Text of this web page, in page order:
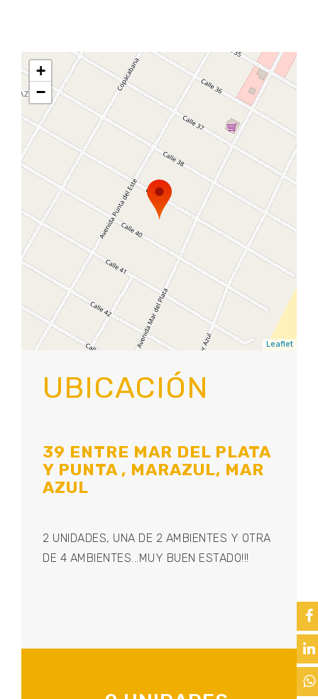
+
−
Leaflet
UBICACIÓN
39 ENTRE MAR DEL PLATA
Y PUNTA , MARAZUL, MAR
AZUL
2 UNIDADES, UNA DE 2 AMBIENTES Y OTRA
DE 4 AMBIENTES...MUY BUEN ESTADO!!!